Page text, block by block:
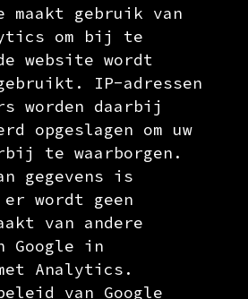
maakt gebruik van
om bij te
website wordt
IP-adressen
worden daarbij
opgeslagen om uw
te waarborgen.
gegevens is
wordt geen
van andere
Google in
Analytics.
van Google